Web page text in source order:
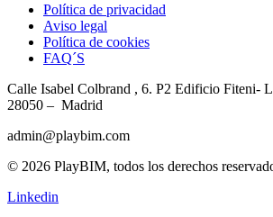
Política de privacidad
Aviso legal
Política de cookies
FAQ´S
Calle Isabel Colbrand , 6. P2 Edificio Fiteni-
28050 – Madrid
admin@playbim.com
© 2026 PlayBIM, todos los derechos
Linkedin